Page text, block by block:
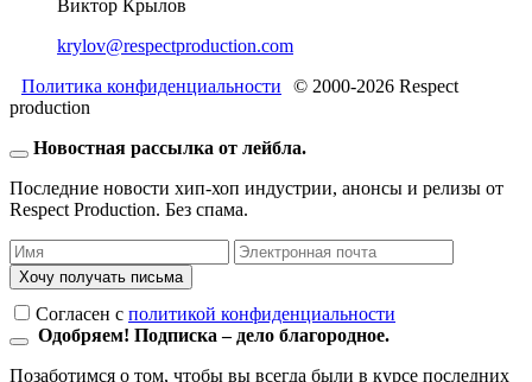
Виктор Крылов
krylov@respectproduction.com
Политика конфиденциальности
© 2000-2026 Respect
production
Новостная рассылка от лейбла.
Последние новости хип-хоп индустрии, анонсы и релизы от
Respect Production. Без спама.
Хочу получать письма
Согласен c политикой конфиденциальности
Одобряем! Подписка – дело благородное.
Позаботимся о том, чтобы вы всегда были в курсе последних